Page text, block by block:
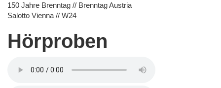
150 Jahre Brenntag // Brenntag Austria
Salotto Vienna // W24
Hörproben